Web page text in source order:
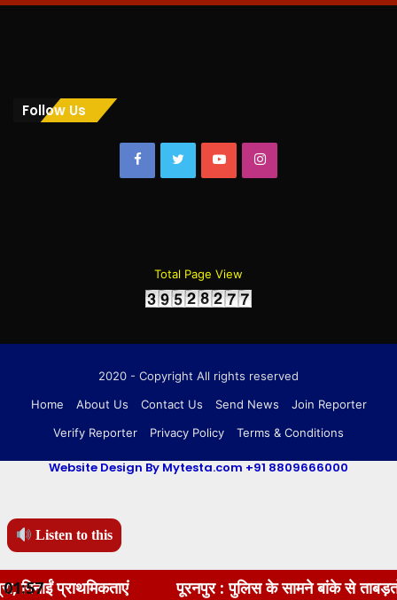
Listen to this
Follow Us
FacebookTwitterYouTubeInstagram
Total Page View
2020 - Copyright All rights reserved
Home
About Us Contact Us Send News
Join Reporter
Verify Reporter
Privacy Policy Terms & Conditions
Website Design By Mytesta.com +91 8809666000
पूरनपुर : पुलिस के सामने बांके से ताबड़तोड़ प्रहार
01:57